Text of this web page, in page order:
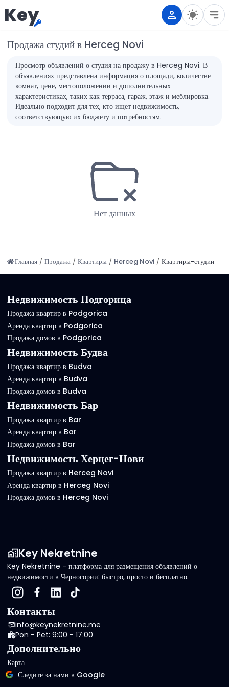
Key
Продажа студий в Herceg Novi
Просмотр объявлений о студия на продажу в Herceg Novi. В
объявлениях представлена информация о площади, количестве
комнат, цене, местоположении и дополнительных
характеристиках, таких как терраса, гараж, этаж и меблировка.
Идеально подходит для тех, кто ищет недвижимость,
соответствующую их бюджету и потребностям.
Нет данных
Главная / Продажа / Квартиры / Herceg Novi / Квартиры-студии
Недвижимость Подгорица
Продажа квартир в Podgorica
Аренда квартир в Podgorica
Продажа домов в Podgorica
Недвижимость Будва
Продажа квартир в Budva
Аренда квартир в Budva
Продажа домов в Budva
Недвижимость Бар
Продажа квартир в Bar
Аренда квартир в Bar
Продажа домов в Bar
Недвижимость Херцег-Нови
Продажа квартир в Herceg Novi
Аренда квартир в Herceg Novi
Продажа домов в Herceg Novi
Key Nekretnine
Key Nekretnine - платформа для размещения объявлений о
недвижимости в Черногории: быстро, просто и бесплатно.
Контакты
info@keynekretnine.me
Pon - Pet: 9:00 - 17:00
Дополнительно
Карта
Следите за нами в Google